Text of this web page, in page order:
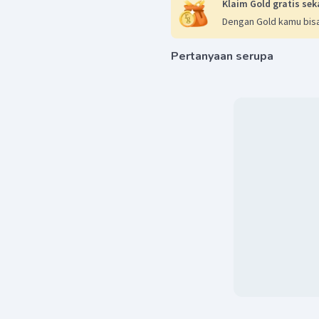
Klaim Gold gratis
Dengan Gold kamu
Pertanyaan serupa